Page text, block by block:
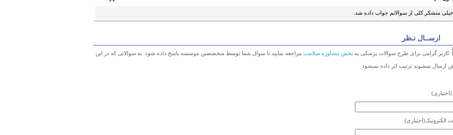
خیلی متشکر.کلی از سوالاتم جواب داده شد.
ارســال نـظر
کاربر گرامی برای طرح سوالات پزشکی به بخش مشاوره سلامت مراجعه نمایید تا سوال شما توسط متخصصین موسسه پاسخ داده شود. به سوالاتی که در این
ارسال میشوند ترتیب اثر داده نمیشود.
(اختیاری)
الکترونیک(اختیاری)